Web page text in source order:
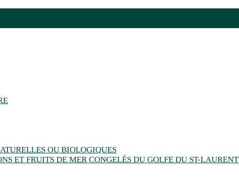
OU BIOLOGIQUES
ET FRUITS DE MER CONGELÉS DU GOLFE DU ST-LAURENT